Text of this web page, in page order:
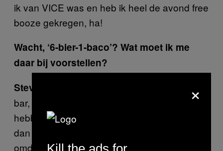
ik van VICE was en heb ik heel de avond free
booze gekregen, ha!
Wacht, ‘6-bier-1-baco’? Wat moet ik me
daar bij voorstellen?
Steven:
bar, dan bestel je zes bier. Als ze alles neer
hebben gezet (meestal in zo’n kartonnetje)
dan vraag je nog een baco. Als ze zich
omdraaien pak je het bier en verdwijn je zo
×